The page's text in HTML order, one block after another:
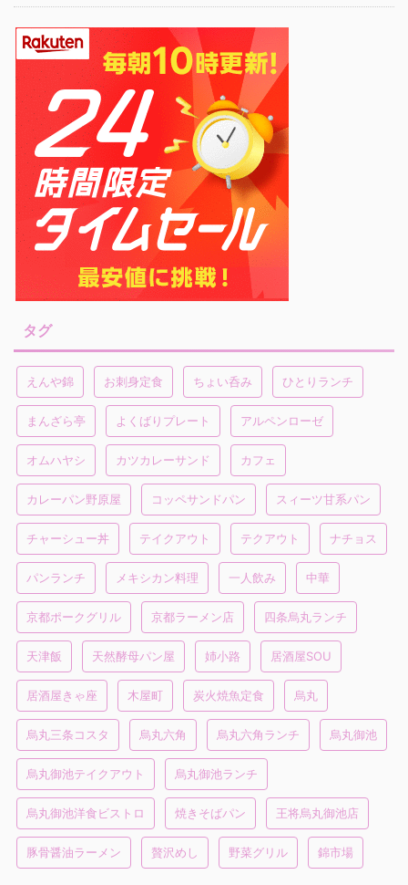
タグ
えんや錦 お刺身定食 ちょい呑み ひとりランチ
まんざら亭 よくばりプレート アルペンローゼ
オムハヤシ カツカレーサンド カフェ
カレーパン野原屋 コッペサンドパン スィーツ甘系パン
チャーシュー丼 テイクアウト テクアウト ナチョス
パンランチ メキシカン料理 一人飲み 中華
京都ポークグリル 京都ラーメン店 四条烏丸ランチ
天津飯 天然酵母パン屋 姉小路 居酒屋SOU
居酒屋きゃ座 木屋町 炭火焼魚定食 烏丸
烏丸三条コスタ 烏丸六角 烏丸六角ランチ 烏丸御池
烏丸御池テイクアウト 烏丸御池ランチ
烏丸御池洋食ビストロ 焼きそばパン 王将烏丸御池店
豚骨醤油ラーメン 贅沢めし 野菜グリル 錦市場